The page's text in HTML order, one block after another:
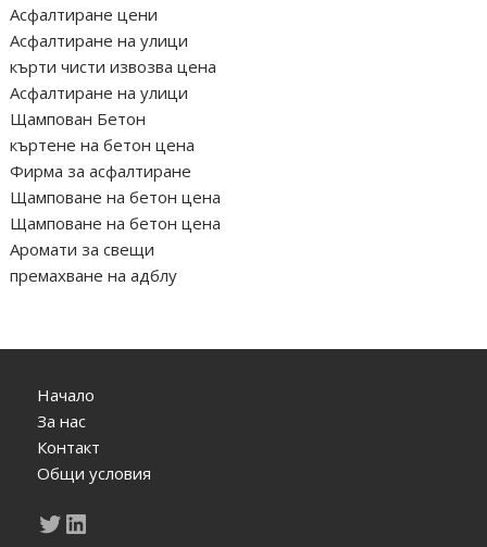
Асфалтиране цени
Асфалтиране на улици
кърти чисти извозва цена
Асфалтиране на улици
Щампован Бетон
къртене на бетон цена
Фирма за асфалтиране
Щамповане на бетон цена
Щамповане на бетон цена
Аромати за свещи
премахване на адблу
Начало
За нас
Контакт
Общи условия
Twitter
LinkedIn